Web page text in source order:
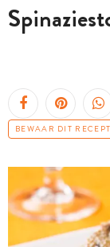
BEWAAR DIT RECEPT